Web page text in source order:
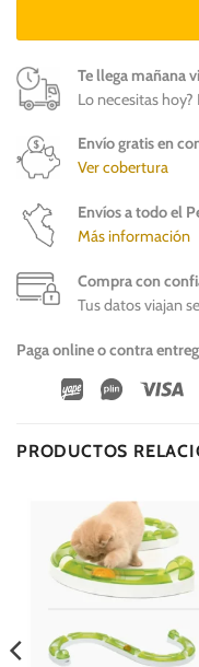
Te llega mañana
Lo necesitas
Envío gratis en
Ver cobertura
Envíos a todo el
Más información
Compra con
Tus datos viajan
Paga online o contra
Wirecard
Vipps
PRODUCTOS